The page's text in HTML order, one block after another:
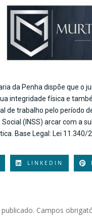
da Penha dispõe que
integridade física e
de trabalho pelo período
(INSS) arcar com a
Base Legal: Lei 11.340/
LINKEDIN
Campos